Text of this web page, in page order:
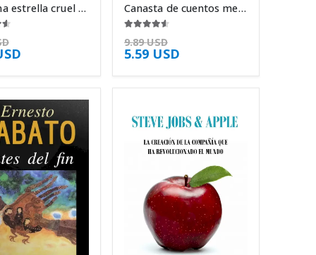
Bajo una estrella cruel – Heda Margolius Kovály Canasta de cuentos mexicanos – B. Traven
9.89USD
5.59 USD